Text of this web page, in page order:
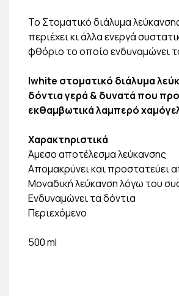
Το Στοματικό διάλυμα
περιέχει κι άλλα ενεργά
φθόριο το οποίο ενδυναμώνει
Iwhite στοματικό διάλυμα
δόντια γερά & δυνατά που
εκθαμβωτικά λαμπερό
Χαρακτηριστικά
Άμεσο αποτέλεσμα λεύκανσης
Απομακρύνει και προστατεύει
Μοναδική λεύκανση λόγω του
Ενδυναμώνει τα δόντια
Περιεχόμενο
500 ml